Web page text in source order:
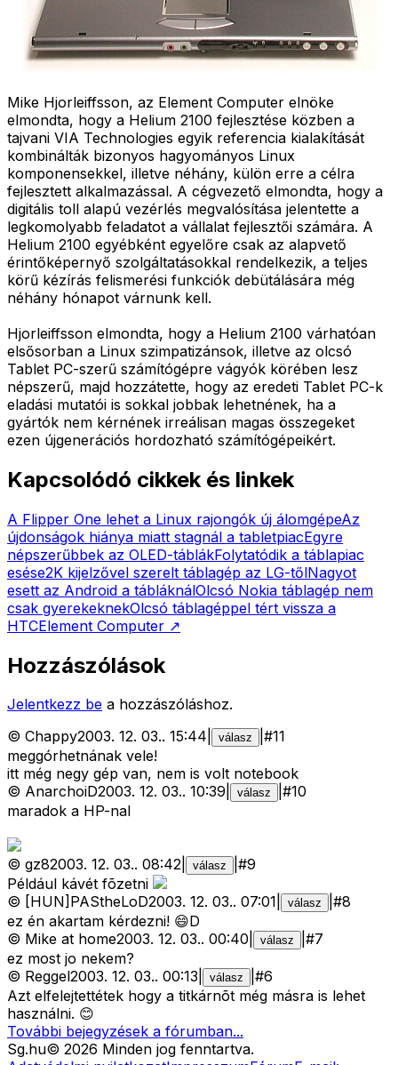
Mike Hjorleiffsson, az Element Computer elnöke
elmondta, hogy a Helium 2100 fejlesztése közben a
tajvani VIA Technologies egyik referencia kialakítását
kombinálták bizonyos hagyományos Linux
komponensekkel, illetve néhány, külön erre a célra
fejlesztett alkalmazással. A cégvezető elmondta, hogy a
digitális toll alapú vezérlés megvalósítása jelentette a
legkomolyabb feladatot a vállalat fejlesztői számára. A
Helium 2100 egyébként egyelőre csak az alapvető
érintőképernyő szolgáltatásokkal rendelkezik, a teljes
körű kézírás felismerési funkciók debütálására még
néhány hónapot várnunk kell.
Hjorleiffsson elmondta, hogy a Helium 2100 várhatóan
elsősorban a Linux szimpatizánsok, illetve az olcsó
Tablet PC-szerű számítógépre vágyók körében lesz
népszerű, majd hozzátette, hogy az eredeti Tablet PC-k
eladási mutatói is sokkal jobbak lehetnének, ha a
gyártók nem kérnének irreálisan magas összegeket
ezen újgenerációs hordozható számítógépeikért.
Kapcsolódó cikkek és linkek
A Flipper One lehet a Linux rajongók új álomgépeAz
újdonságok hiánya miatt stagnál a tabletpiacEgyre
népszerűbbek az OLED-táblákFolytatódik a táblapiac
esése2K kijelzővel szerelt táblagép az LG-tőlNagyot
esett az Android a tábláknálOlcsó Nokia táblagép nem
csak gyerekeknekOlcsó táblagéppel tért vissza a
HTCElement Computer ↗
Hozzászólások
Jelentkezz be a hozzászóláshoz.
© Chappy2003. 12. 03.. 15:44 válasz #11
meggórhetnának vele!
itt még negy gép van, nem is volt notebook
© AnarchoiD2003. 12. 03.. 10:39 válasz #10
maradok a HP-nal
© gz82003. 12. 03.. 08:42 válasz #9
Például kávét fõzetni
© [HUN]PAStheLoD2003. 12. 03.. 07:01 válasz #8
ez én akartam kérdezni! 😄D
© Mike at home2003. 12. 03.. 00:40 válasz #7
ez most jo nekem?
© Reggel2003. 12. 03.. 00:13 válasz #6
Azt elfelejtettétek hogy a titkárnõt még másra is lehet
használni. 😊
További bejegyzések a fórumban...
Sg.hu© 2026 Minden jog fenntartva.